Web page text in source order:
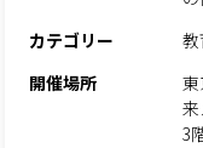
カテゴリー
開催場所
3